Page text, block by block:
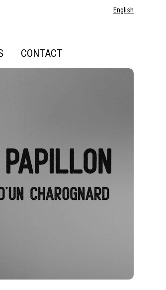
CONTACT
English